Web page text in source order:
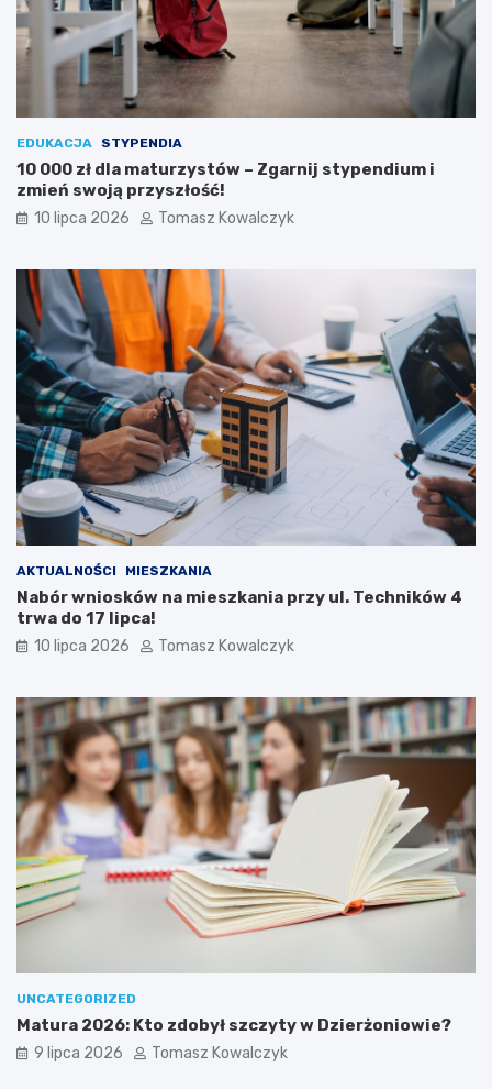
EDUKACJA STYPENDIA
10 000 zł dla maturzystów – Zgarnij stypendium i
zmień swoją przyszłość!
10 lipca 2026 Tomasz Kowalczyk
AKTUALNOŚCI MIESZKANIA
Nabór wniosków na mieszkania przy ul. Techników 4
trwa do 17 lipca!
10 lipca 2026 Tomasz Kowalczyk
UNCATEGORIZED
Matura 2026: Kto zdobył szczyty w Dzierżoniowie?
9 lipca 2026 Tomasz Kowalczyk